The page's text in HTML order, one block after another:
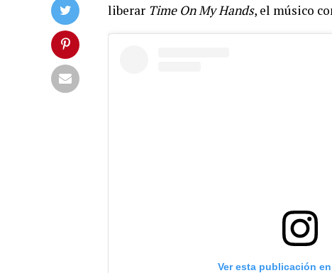
liberar Time On My Hands, el músico
Ver esta publicación